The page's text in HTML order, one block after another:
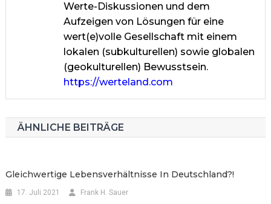
Werte-Diskussionen und dem
Aufzeigen von Lösungen für eine
wert(e)volle Gesellschaft mit einem
lokalen (subkulturellen) sowie globalen
(geokulturellen) Bewusstsein.
https://werteland.com
ÄHNLICHE BEITRÄGE
Gleichwertige Lebensverhältnisse In Deutschland?!
17. Juli 2021 Frank H. Sauer